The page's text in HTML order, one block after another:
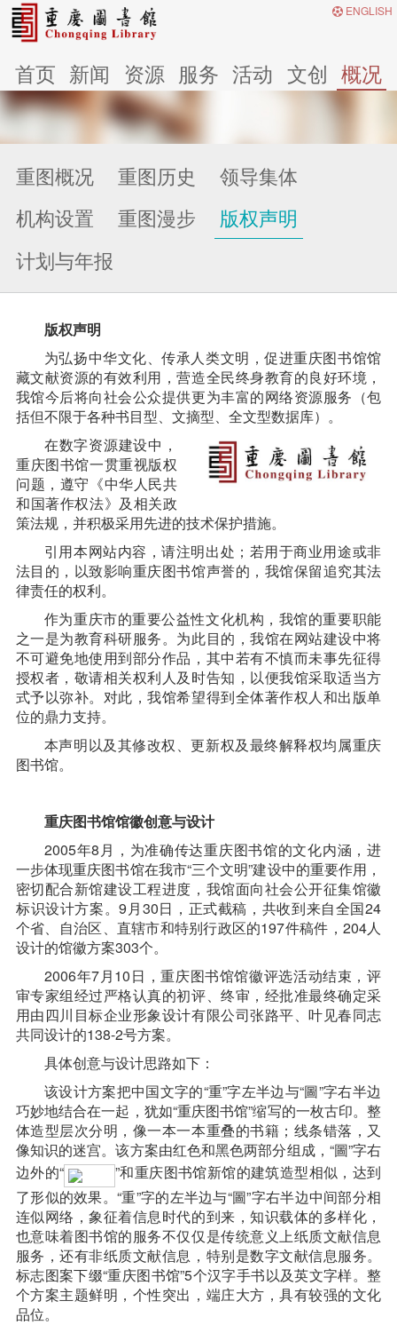
ENGLISH
首页 新闻 资源 服务 活动 文创 概况
重图概况 重图历史
领导集体
机构设置
重图漫步
版权声明
计划与年报
版权声明
为弘扬中华文化、传承人类文明，促进重庆图书馆馆
藏文献资源的有效利用，营造全民终身教育的良好环境，
我馆今后将向社会公众提供更为丰富的网络资源服务（包
括但不限于各种书目型、文摘型、全文型数据库）。
在数字资源建设中，
重庆图书馆一贯重视版权
问题，遵守《中华人民共
和国著作权法》及相关政
策法规，并积极采用先进的技术保护措施。
引用本网站内容，请注明出处；若用于商业用途或非
法目的，以致影响重庆图书馆声誉的，我馆保留追究其法
律责任的权利。
作为重庆市的重要公益性文化机构，我馆的重要职能
之一是为教育科研服务。为此目的，我馆在网站建设中将
不可避免地使用到部分作品，其中若有不慎而未事先征得
授权者，敬请相关权利人及时告知，以便我馆采取适当方
式予以弥补。对此，我馆希望得到全体著作权人和出版单
位的鼎力支持。
本声明以及其修改权、更新权及最终解释权均属重庆
图书馆。
重庆图书馆馆徽创意与设计
2005年8月，为准确传达重庆图书馆的文化内涵，进
一步体现重庆图书馆在我市“三个文明”建设中的重要作用，
密切配合新馆建设工程进度，我馆面向社会公开征集馆徽
标识设计方案。9月30日，正式截稿，共收到来自全国24
个省、自治区、直辖市和特别行政区的197件稿件，204人
设计的馆徽方案303个。
2006年7月10日，重庆图书馆馆徽评选活动结束，评
审专家组经过严格认真的初评、终审，经批准最终确定采
用由四川目标企业形象设计有限公司张路平、叶见春同志
共同设计的138-2号方案。
具体创意与设计思路如下：
该设计方案把中国文字的“重”字左半边与“圖”字右半边
巧妙地结合在一起，犹如“重庆图书馆”缩写的一枚古印。整
体造型层次分明，像一本一本重叠的书籍；线条错落，又
像知识的迷宫。该方案由红色和黑色两部分组成，“圖”字右
边外的“
”和重庆图书馆新馆的建筑造型相似，达到
了形似的效果。“重”字的左半边与“圖”字右半边中间部分相
连似网络，象征着信息时代的到来，知识载体的多样化，
也意味着图书馆的服务不仅仅是传统意义上纸质文献信息
服务，还有非纸质文献信息，特别是数字文献信息服务。
标志图案下缀“重庆图书馆”5个汉字手书以及英文字样。整
个方案主题鲜明，个性突出，端庄大方，具有较强的文化
品位。